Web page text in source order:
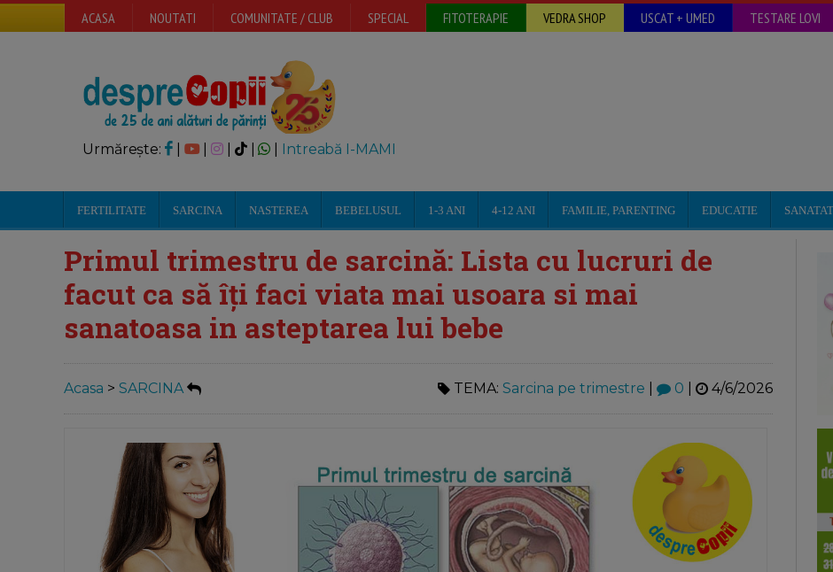
ACASA NOUTATI COMUNITATE / CLUB SPECIAL FITOTERAPIE VEDRA SHOP USCAT + UMED TESTARE LOVI
Urmărește: | | Intreabă I-MAMI
FERTILITATE SARCINA NASTEREA BEBELUSUL 1-3 ANI 4-12 ANI FAMILIE, PARENTING EDUCATIE
Primul trimestru de sarcină: Lista cu lucruri de
facut ca să îți faci viata mai usoara si mai
sanatoasa in asteptarea lui bebe
Acasa > SARCINA TEMA: Sarcina pe trimestre 0 4/6/2026